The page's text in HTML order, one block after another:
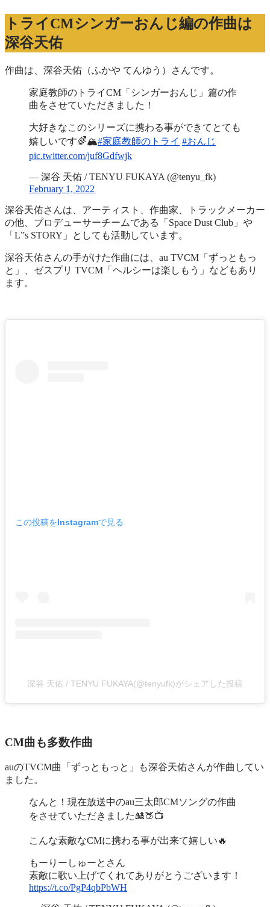
トライCMシンガーおんじ編の作曲は
深谷天佑
作曲は、深谷天佑（ふかや てんゆう）さんです。
家庭教師のトライCM「シンガーおんじ」篇の作
曲をさせていただきました！
大好きなこのシリーズに携わる事ができてとても
嬉しいです🌈🏔#家庭教師のトライ #おんじ
pic.twitter.com/juf8Gdfwjk
— 深谷 天佑 / TENYU FUKAYA (@tenyu_fk)
February 1, 2022
深谷天佑さんは、アーティスト、作曲家、トラックメーカー
の他、プロデューサーチームである「Space Dust Club」や
「L”s STORY」としても活動しています。
深谷天佑さんの手がけた作曲には、au TVCM「ずっともっ
と」、ゼスプリ TVCM「ヘルシーは楽しもう」などもあり
ます。
この投稿をInstagramで見る
深谷 天佑 / TENYU FUKAYA(@tenyufk)がシェアした投稿
CM曲も多数作曲
auのTVCM曲「ずっともっと」も深谷天佑さんが作曲してい
ました。
なんと！現在放送中のau三太郎CMソングの作曲
をさせていただきました🎎🍑📺
こんな素敵なCMに携わる事が出来て嬉しい🔥
もーりーしゅーとさん
素敵に歌い上げてくれてありがとうございます！
https://t.co/PgP4qbPbWH